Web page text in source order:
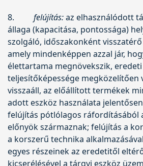
8. felújítás:az elhasználódott
állaga (kapacitása, pontossága)
szolgáló, időszakonként
amely mindenképpen azzal jár,
élettartama megnövekszik,
teljesítőképessége megközelítően
visszaáll, az előállított termékek
adott eszköz használata
felújítás pótlólagos ráfordításából
előnyök származnak; felújítás a
a korszerű technika
egyes részeinek az eredetitől
kicserélésével a tárgyi eszköz